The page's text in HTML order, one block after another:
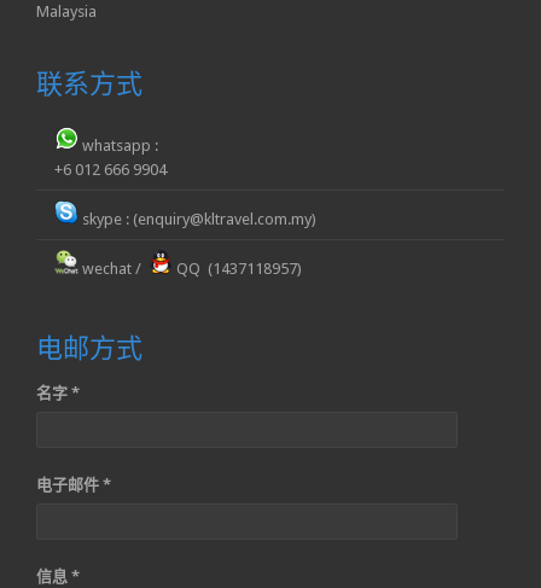
Malaysia
联系方式
whatsapp :
+6 012 666 9904
skype : (enquiry@kltravel.com.my)
wechat / QQ (1437118957)
电邮方式
名字 *
电子邮件 *
信息 *